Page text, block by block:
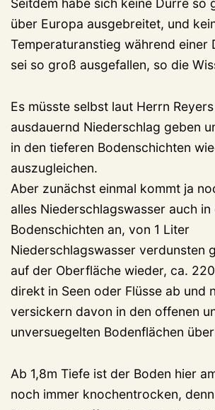
Seitdem habe sich keine Dürre so
über Europa ausgebreitet, und
Temperaturanstieg während einer
sei so groß ausgefallen, so die
Es müsste selbst laut Herrn
ausdauernd Niederschlag geben
in den tieferen Bodenschichten
auszugleichen.
Aber zunächst einmal kommt ja
alles Niederschlagswasser auch
Bodenschichten an, von 1 Liter
Niederschlagswasser verdunsten
auf der Oberfläche wieder, ca.
direkt in Seen oder Flüsse ab und
versickern davon in den offenen
unversuegelten Bodenflächen
Ab 1,8m Tiefe ist der Boden hier
noch immer knochentrocken,